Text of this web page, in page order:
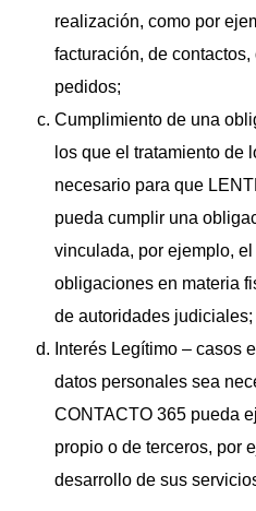
realización, como por
facturación, de
pedidos;
Cumplimiento de una
los que el tratamiento de
necesario para que
pueda cumplir una
vinculada, por ejemplo,
obligaciones en materia
de autoridades judiciales;
Interés Legítimo – casos
datos personales sea
CONTACTO 365 pueda
propio o de terceros, por
desarrollo de sus